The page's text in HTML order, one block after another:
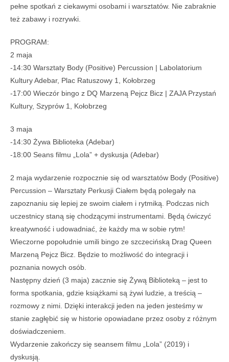
pełne spotkań z ciekawymi osobami i warsztatów. Nie zabraknie
też zabawy i rozrywki.
PROGRAM:
2 maja
-14:30 Warsztaty Body (Positive) Percussion | Labolatorium
Kultury Adebar, Plac Ratuszowy 1, Kołobrzeg
-17:00 Wieczór bingo z DQ Marzeną Pejcz Bicz | ZAJA Przystań
Kultury, Szyprów 1, Kołobrzeg
3 maja
-14:30 Żywa Biblioteka (Adebar)
-18:00 Seans filmu „Lola” + dyskusja (Adebar)
2 maja wydarzenie rozpocznie się od warsztatów Body (Positive)
Percussion – Warsztaty Perkusji Ciałem będą polegały na
zapoznaniu się lepiej ze swoim ciałem i rytmiką. Podczas nich
uczestnicy staną się chodzącymi instrumentami. Będą ćwiczyć
kreatywność i udowadniać, że każdy ma w sobie rytm!
Wieczorne popołudnie umili bingo ze szczecińską Drag Queen
Marzeną Pejcz Bicz. Będzie to możliwość do integracji i
poznania nowych osób.
Następny dzień (3 maja) zacznie się Żywą Biblioteką – jest to
forma spotkania, gdzie książkami są żywi ludzie, a treścią –
rozmowy z nimi. Dzięki interakcji jeden na jeden jesteśmy w
stanie zagłębić się w historie opowiadane przez osoby z różnym
doświadczeniem.
Wydarzenie zakończy się seansem filmu „Lola” (2019) i
dyskusją.